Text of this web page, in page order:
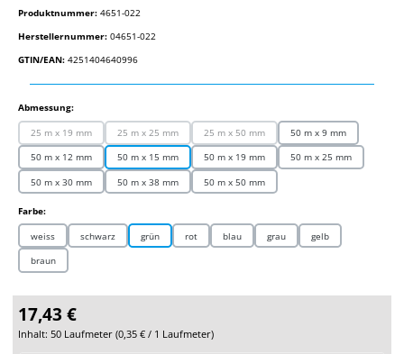
Produktnummer: 4651-022
Herstellernummer: 04651-022
GTIN/EAN: 4251404640996
Abmessung:auswählen
25 m x 19 mm
(Diese Option ist zurzeit nicht verfügbar.)
25 m x 25 mm
(Diese Option ist zurzeit nicht verfügbar.)
25 m x 50 mm
(Diese Option ist zurzeit nicht verfügbar.)
50 m x 9 mm
50 m x 12 mm
50 m x 15 mm 50 m x 19 mm
50 m x 25 mm
50 m x 30 mm
50 m x 38 mm 50 m x 50 mm
Farbe:auswählen
weiss schwarz grün rot blau grau
gelb
braun
17,43 €
Inhalt: 50 Laufmeter (0,35 € / 1 Laufmeter)